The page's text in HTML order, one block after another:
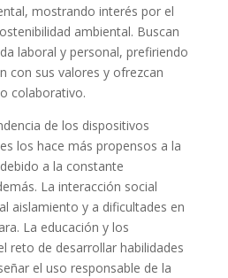
mostrando interés por el
ambiental. Buscan
laboral y personal, prefiriendo
con sus valores y ofrezcan
colaborativo.
de los dispositivos
los hace más propensos a la
a la constante
La interacción social
aislamiento y a dificultades en
La educación y los
reto de desarrollar habilidades
el uso responsable de la